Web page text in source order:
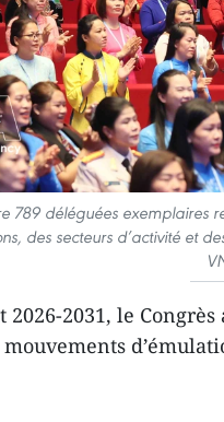
789 déléguées exemplaires
des secteurs d’activité et
2026-2031, le